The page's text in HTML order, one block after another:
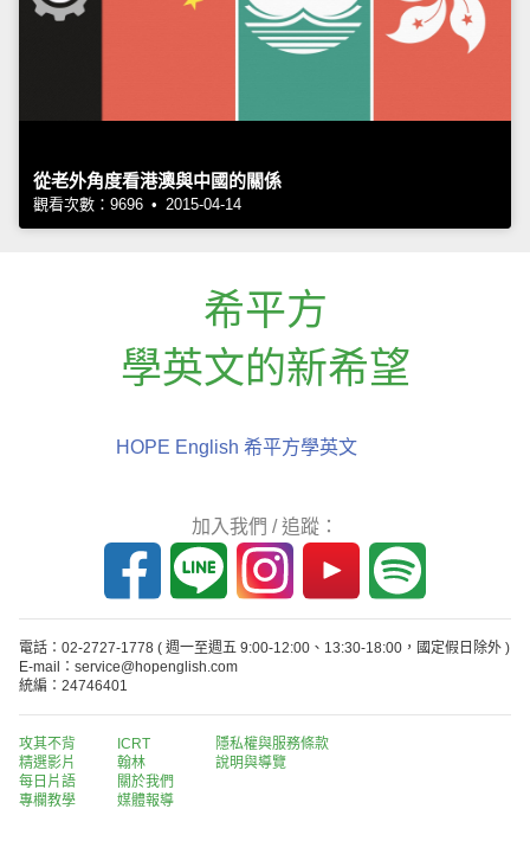
從老外角度看港澳與中國的關係
觀看次數：9696 • 2015-04-14
希平方
學英文的新希望
HOPE English 希平方學英文
加入我們 / 追蹤：
電話：02-2727-1778 ( 週一至週五 9:00-12:00、13:30-18:00，國定假日除外 )
E-mail：service@hopenglish.com
統編：24746401
攻其不背
精選影片
每日片語
專欄教學
ICRT
翰林
關於我們
媒體報導
隱私權與服務條款
說明與導覽